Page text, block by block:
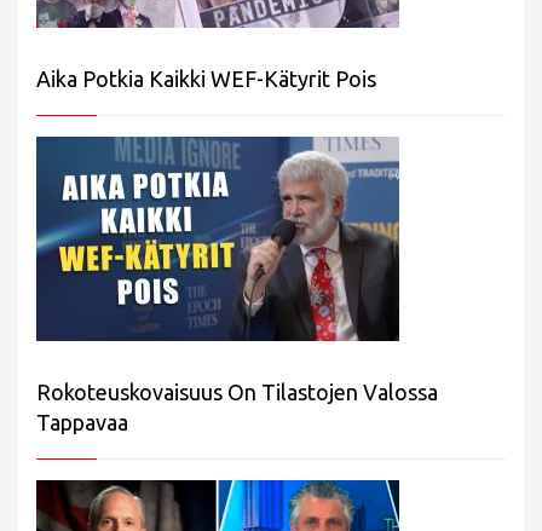
Aika Potkia Kaikki WEF-Kätyrit Pois
Rokoteuskovaisuus On Tilastojen Valossa
Tappavaa